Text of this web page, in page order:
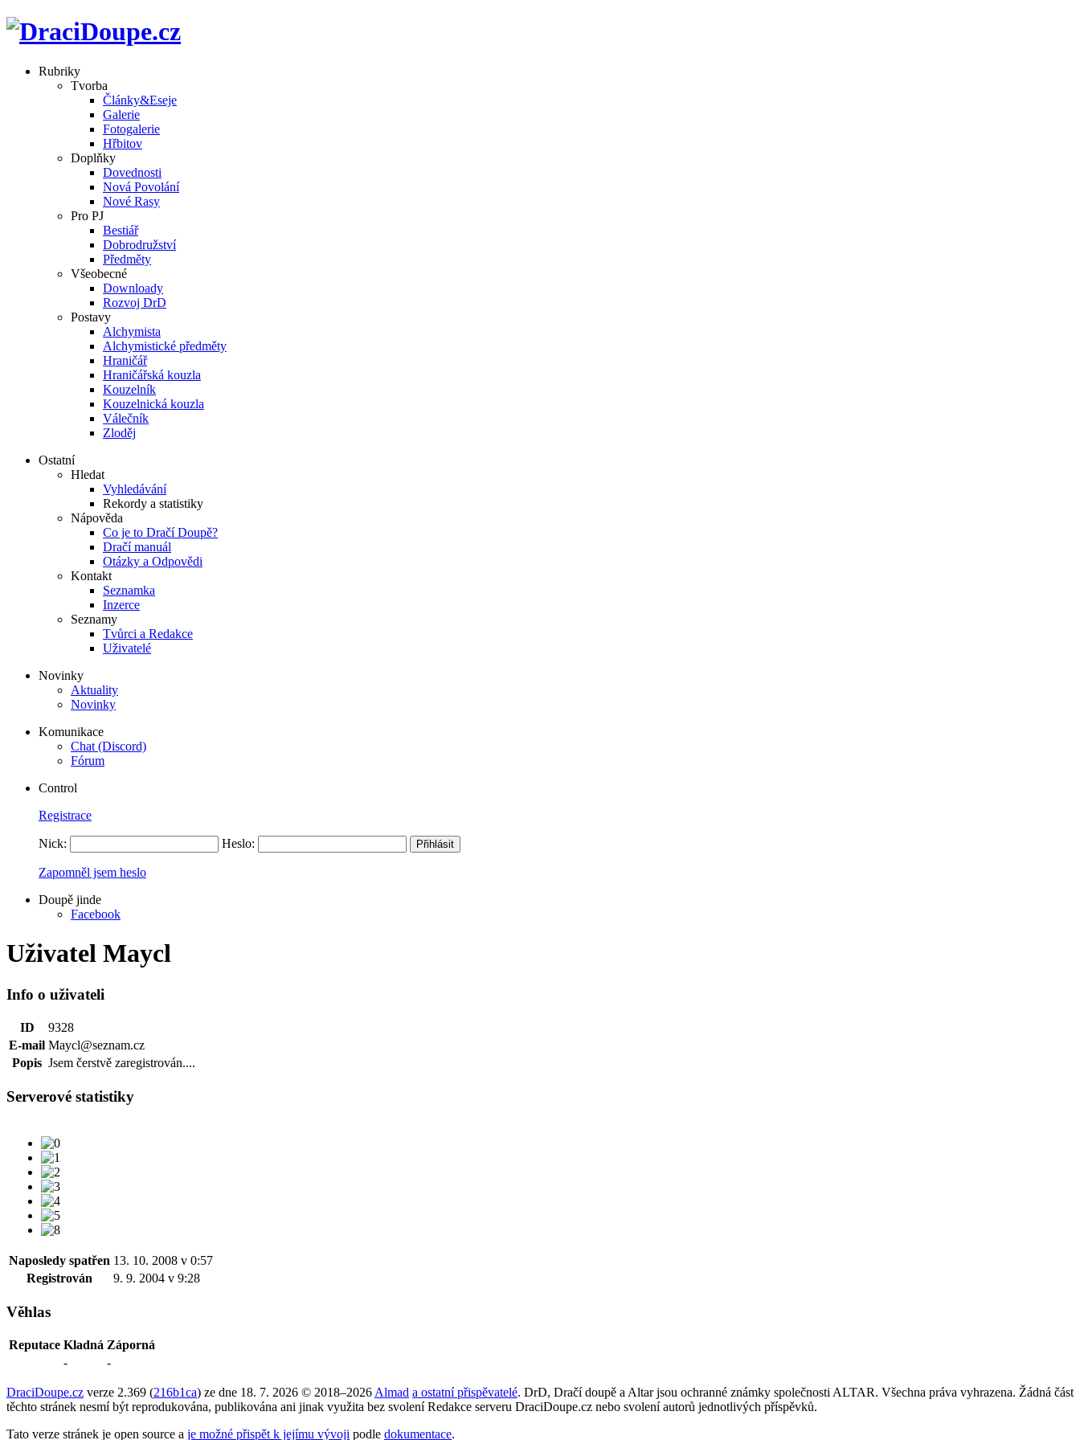
Rubriky
Tvorba
Články&Eseje
Galerie
Fotogalerie
Hřbitov
Doplňky
Dovednosti
Nová Povolání
Nové Rasy
Pro PJ
Bestiář
Dobrodružství
Předměty
Všeobecné
Downloady
Rozvoj DrD
Postavy
Alchymista
Alchymistické předměty
Hraničář
Hraničářská kouzla
Kouzelník
Kouzelnická kouzla
Válečník
Zloděj
Ostatní
Hledat
Vyhledávání
Rekordy a statistiky
Nápověda
Co je to Dračí Doupě?
Dračí manuál
Otázky a Odpovědi
Kontakt
Seznamka
Inzerce
Seznamy
Tvůrci a Redakce
Uživatelé
Novinky
Aktuality
Novinky
Komunikace
Chat (Discord)
Fórum
Control
Registrace
Nick: Heslo:
Zapomněl jsem heslo
Doupě jinde
Facebook
Uživatel Maycl
Info o uživateli
ID
9328
E-mail Maycl@seznam.cz
Popis Jsem čerstvě zaregistrován....
Serverové statistiky
Naposledy spatřen 13. 10. 2008 v 0:57
Registrován
9. 9. 2004 v 9:28
Věhlas
Reputace Kladná Záporná
-
-
DraciDoupe.cz verze 2.369 (216b1ca) ze dne 18. 7. 2026 © 2018–2026 Almad a ostatní přispěvatelé. DrD, Dračí doupě a Altar jsou ochranné známky společnosti ALTAR. Všechna práva vyhrazena. Žádná část
těchto stránek nesmí být reprodukována, publikována ani jinak využita bez svolení Redakce serveru DraciDoupe.cz nebo svolení autorů jednotlivých příspěvků.
Tato verze stránek je open source a je možné přispět k jejímu vývoji podle dokumentace.